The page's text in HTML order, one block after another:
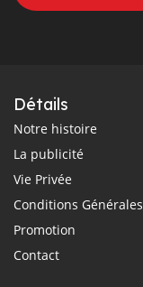
Détails
Notre histoire
La publicité
Vie Privée
Conditions Générales
Promotion
Contact